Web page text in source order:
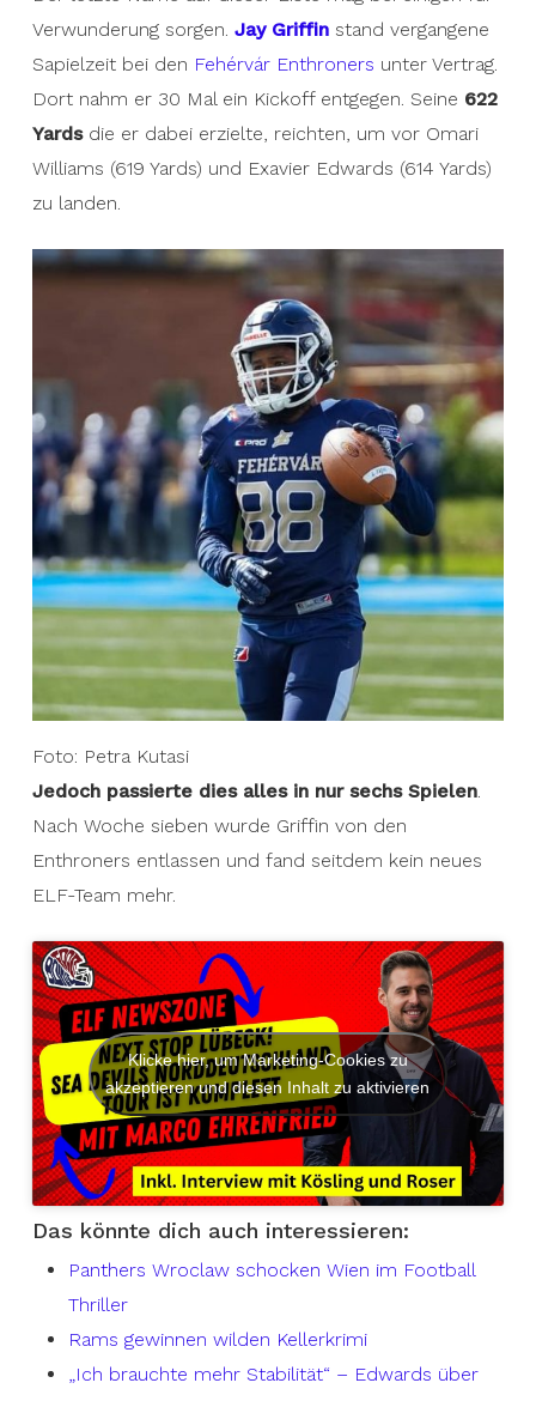
Verwunderung sorgen. Jay Griffinstand vergangene
Sapielzeit bei den Fehérvár Enthroners unter Vertrag.
Dort nahm er 30 Mal ein Kickoff entgegen. Seine 622
Yardsdie er dabei erzielte, reichten, um vor Omari
Williams (619 Yards) und Exavier Edwards (614 Yards)
zu landen.
Foto: Petra Kutasi
Jedoch passierte dies alles in nur sechs Spielen.
Nach Woche sieben wurde Griffin von den
Enthroners entlassen und fand seitdem kein neues
ELF-Team mehr.
Klicke hier, um Marketing-Cookies zu
akzeptieren und diesen Inhalt zu aktivieren
Das könnte dich auch interessieren:
Panthers Wroclaw schocken Wien im Football
Thriller
Rams gewinnen wilden Kellerkrimi
„Ich brauchte mehr Stabilität“ – Edwards über